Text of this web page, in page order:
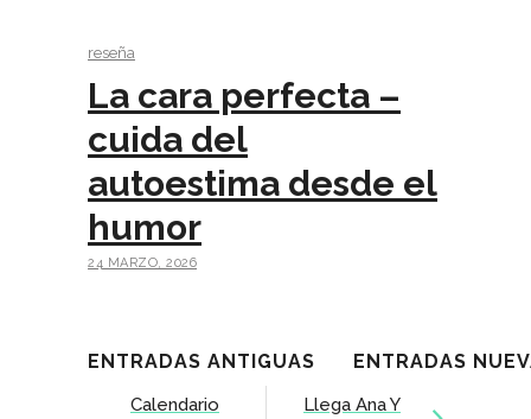
reseña
La cara perfecta –
cuida del
autoestima desde el
humor
24 MARZO, 2026
ENTRADAS ANTIGUAS ENTRADAS
Calendario
Llega Ana Y